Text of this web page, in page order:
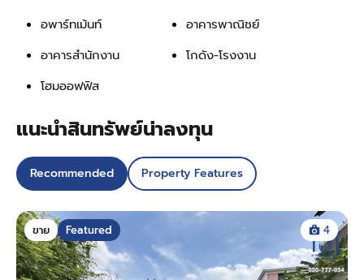
อพาร์ทเม้นท์
อาคารพาณิชย์
อาคารสำนักงาน
โกดัง-โรงงาน
โฮมออฟฟิส
แนะนำสินทรัพย์น่าลงทุน
Recommended Property Features
ขาย Featured 4